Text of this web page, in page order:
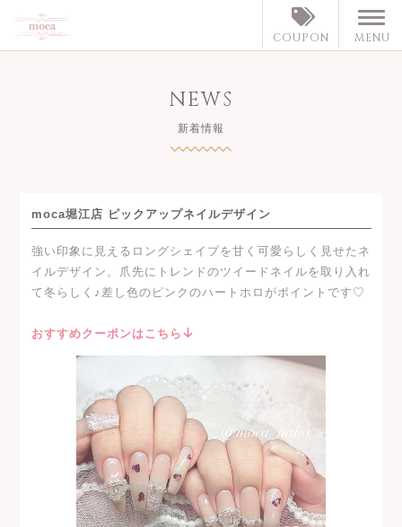
COUPON MENU
NEWS
新着情報
moca堀江店 ピックアップネイルデザイン
強い印象に見えるロングシェイプを甘く可愛らしく見せたネ
イルデザイン。爪先にトレンドのツイードネイルを取り入れ
て冬らしく♪差し色のピンクのハートホロがポイントです♡
おすすめクーポンはこちら